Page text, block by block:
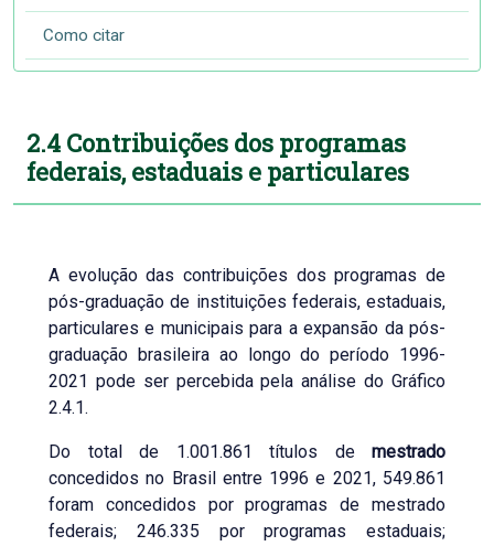
Como citar
2.4 Contribuições dos programas
federais, estaduais e particulares
A evolução das contribuições dos programas de
pós-graduação de instituições federais, estaduais,
particulares e municipais para a expansão da pós-
graduação brasileira ao longo do período 1996-
2021 pode ser percebida pela análise do Gráfico
2.4.1.
Do total de 1.001.861 títulos de mestrado
concedidos no Brasil entre 1996 e 2021, 549.861
foram concedidos por programas de mestrado
federais; 246.335 por programas estaduais;